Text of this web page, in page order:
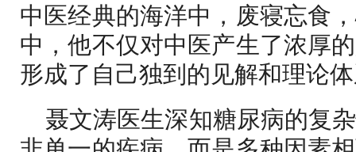
中医经典的海洋中，废寝忘食
中，他不仅对中医产生了浓厚
形成了自己独到的见解和理论
聂文涛医生深知糖尿病的复